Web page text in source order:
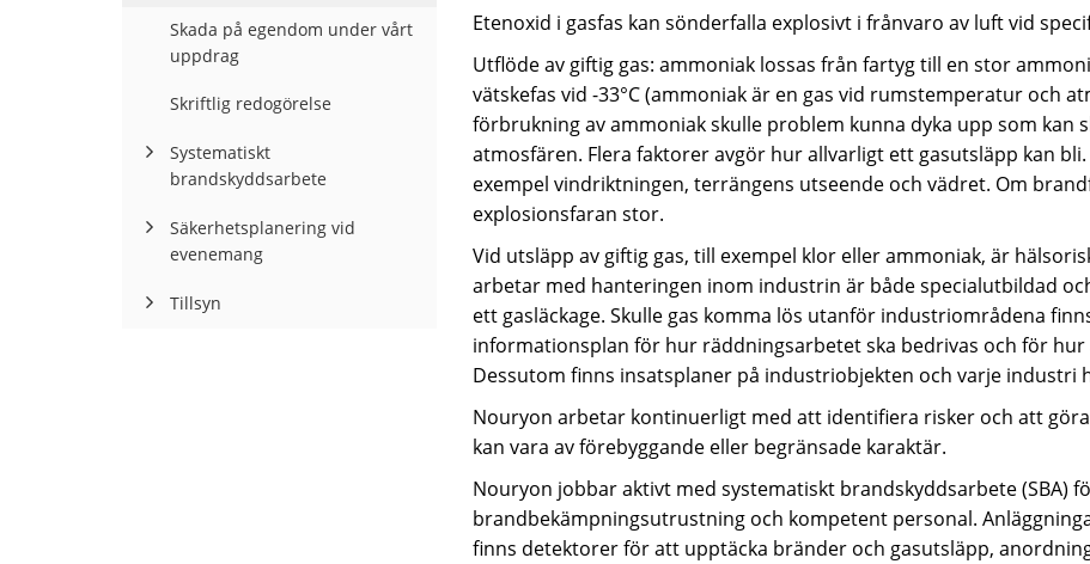
Etenoxid i gasfas kan sönderfalla explosivt i frånvaro av luft vid
Utflöde av giftig gas: ammoniak lossas från fartyg till en stor
vätskefas vid -33°C (ammoniak är en gas vid rumstemperatur och
förbrukning av ammoniak skulle problem kunna dyka upp som kan
atmosfären. Flera faktorer avgör hur allvarligt ett gasutsläpp kan
exempel vindriktningen, terrängens utseende och vädret. Om
explosionsfaran stor.
Vid utsläpp av giftig gas, till exempel klor eller ammoniak, är
arbetar med hanteringen inom industrin är både specialutbildad
ett gasläckage. Skulle gas komma lös utanför industriområdena
informationsplan för hur räddningsarbetet ska bedrivas och för hur
Dessutom finns insatsplaner på industriobjekten och varje industri
Nouryon arbetar kontinuerligt med att identifiera risker och att
kan vara av förebyggande eller begränsade karaktär.
Nouryon jobbar aktivt med systematiskt brandskyddsarbete (SBA)
brandbekämpningsutrustning och kompetent personal.
finns detektorer för att upptäcka bränder och gasutsläpp,
Skada på egendom under vårt
uppdrag
Skriftlig redogörelse
Systematiskt
brandskyddsarbete
Säkerhetsplanering vid
evenemang
Tillsyn